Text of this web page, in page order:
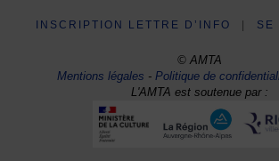
INSCRIPTION LETTRE D’INFO SE
© AMTA
Mentions légales -Politique de
L'AMTA est soutenue par :